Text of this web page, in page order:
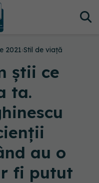
2021›Stil de viață
știi ce
ta.
au o
fi putut